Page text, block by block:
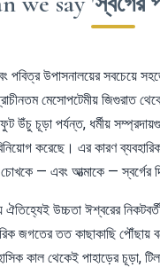
পবিত্র উপাসনালয়ের সবচেয়ে
মেসোপটেমীয় জিগুরাত
উঁচু চূড়া পর্যন্ত, ধর্মীয়
করেছে। এর কারণ
— এবং আত্মাকে — স্বর্গের
ঐতিহ্যেই উচ্চতা ঈশ্বরের
জগতের তত কাছাকাছি পৌঁছায়
কাল থেকেই পাহাড়ের চূড়া,